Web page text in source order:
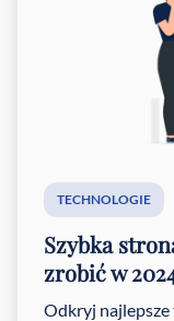
TECHNOLOGIE
Szybka
zrobić w
Odkryj